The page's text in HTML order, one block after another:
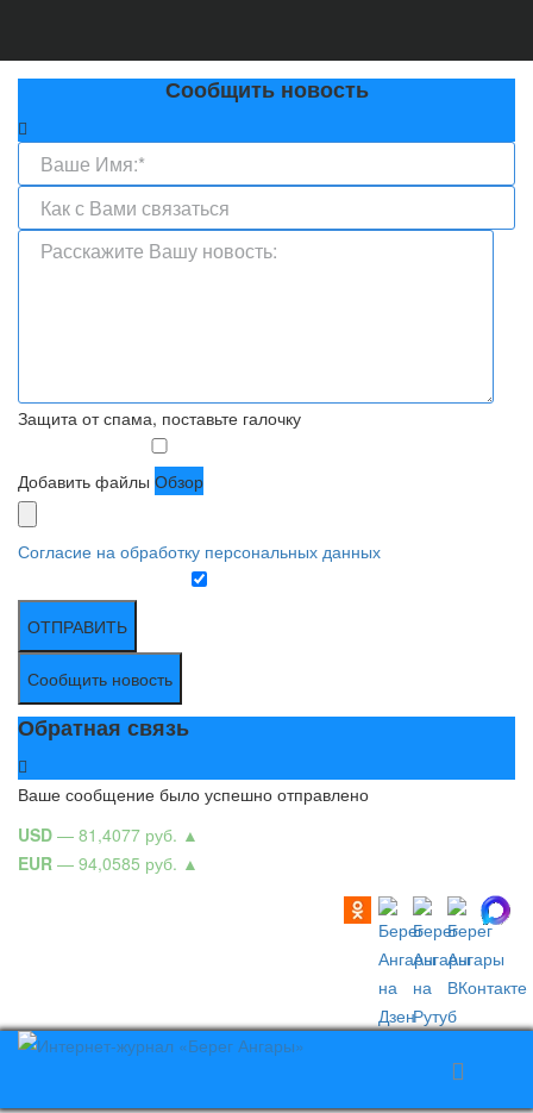
Сообщить новость
Защита от спама, поставьте галочку
Добавить файлы Обзор
Согласие на обработку персональных данных
ОТПРАВИТЬ
Сообщить новость
Обратная связь
Ваше сообщение было успешно отправлено
USD — 81,4077 руб. ▲
EUR — 94,0585 руб. ▲